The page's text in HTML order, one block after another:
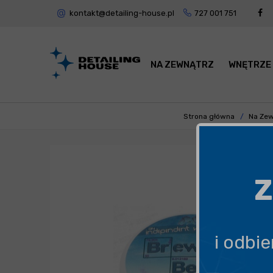
kontakt@detailing-house.pl 727 001 751
NA ZEWNĄTRZ WNĘTRZE
Strona główna Na
i